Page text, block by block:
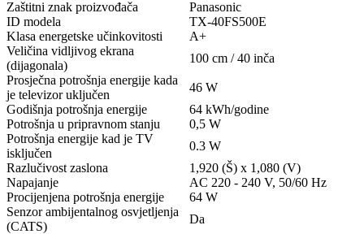
Zaštitni znak proizvođača
Panasonic
ID modela
TX-40FS500E
Klasa energetske učinkovitosti
A+
Veličina vidljivog ekrana
(dijagonala)
100 cm / 40 inča
Prosječna potrošnja energije kada
je televizor uključen
46 W
Godišnja potrošnja energije
64 kWh/godine
Potrošnja u pripravnom stanju
0,5 W
Potrošnja energije kad je TV
isključen
0.3 W
Razlučivost zaslona
1,920 (Š) x 1,080 (V)
Napajanje
AC 220 - 240 V, 50/60 Hz
Procijenjena potrošnja energije
64 W
Senzor ambijentalnog osvjetljenja
(CATS)
Da